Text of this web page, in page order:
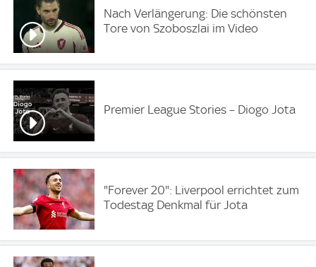
Nach Verlängerung: Die schönsten
Tore von Szoboszlai im Video
Premier League Stories – Diogo Jota
"Forever 20": Liverpool errichtet zum
Todestag Denkmal für Jota